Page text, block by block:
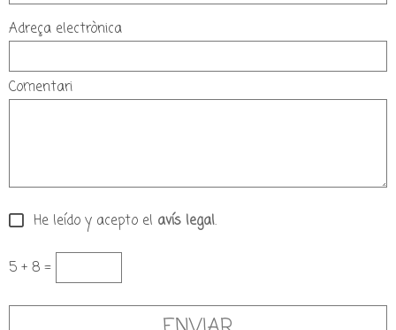
Adreça electrònica
Comentari
He leído y acepto el avís legal.
5 + 8 =